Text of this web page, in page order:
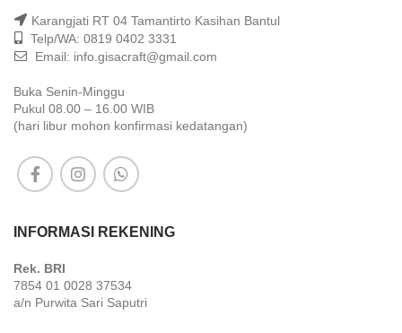
Karangjati RT 04 Tamantirto Kasihan Bantul
Telp/WA: 0819 0402 3331
Email: info.gisacraft@gmail.com
Buka Senin-Minggu
Pukul 08.00 – 16.00 WIB
(hari libur mohon konfirmasi kedatangan)
INFORMASI REKENING
Rek. BRI
7854 01 0028 37534
a/n Purwita Sari Saputri